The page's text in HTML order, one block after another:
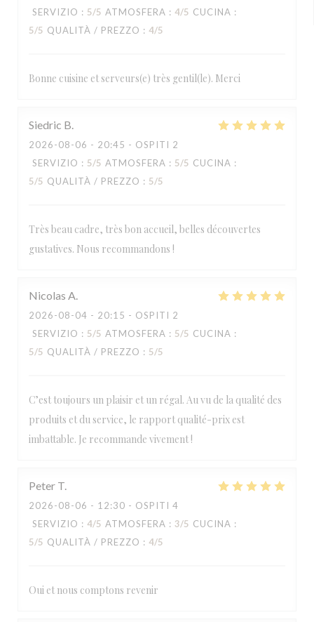
SERVIZIO : 5/5 ATMOSFERA : 4/5 CUCINA :
5/5 QUALITÀ / PREZZO : 4/5
Bonne cuisine et serveurs(e) très gentil(le). Merci
Siedric B
2026-08-06 - 20:45 - OSPITI 2
SERVIZIO : 5/5 ATMOSFERA : 5/5 CUCINA :
5/5 QUALITÀ / PREZZO : 5/5
Très beau cadre, très bon accueil, belles découvertes
gustatives. Nous recommandons !
Nicolas A
2026-08-04 - 20:15 - OSPITI 2
SERVIZIO : 5/5 ATMOSFERA : 5/5 CUCINA :
5/5 QUALITÀ / PREZZO : 5/5
C’est toujours un plaisir et un régal. Au vu de la qualité des
produits et du service, le rapport qualité-prix est
imbattable. Je recommande vivement !
Peter T
2026-08-06 - 12:30 - OSPITI 4
SERVIZIO : 4/5 ATMOSFERA : 3/5 CUCINA :
5/5 QUALITÀ / PREZZO : 4/5
Oui et nous comptons revenir
LA TABLE DE CATUSSEAU